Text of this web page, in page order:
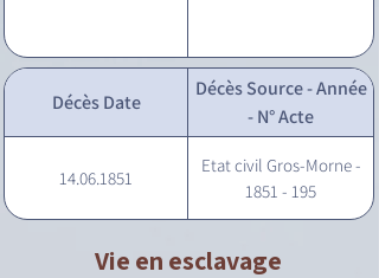
Décès Date
Décès Source - Année
- N° Acte
14.06.1851
Etat civil Gros-Morne -
1851 - 195
Vie en esclavage